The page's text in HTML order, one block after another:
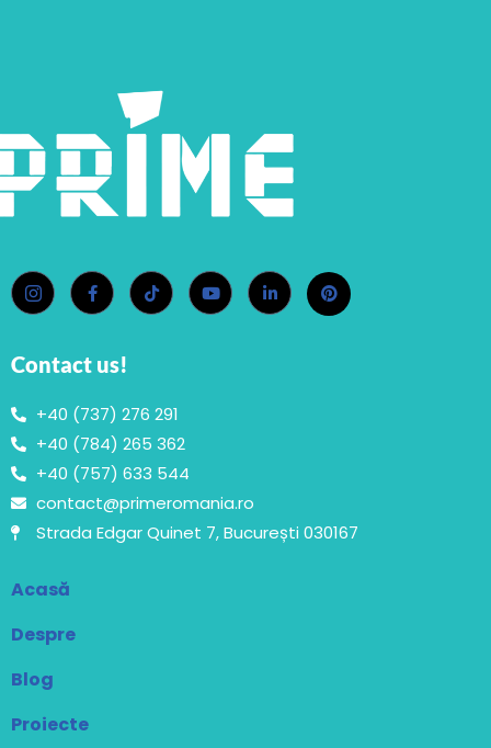
Contact us!
+40 (737) 276 291
+40 (784) 265 362
+40 (757) 633 544
contact@primeromania.ro
Strada Edgar Quinet 7, București 030167
Acasă
Despre
Blog
Proiecte